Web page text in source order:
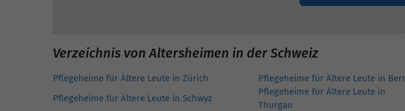
Verzeichnis von Altersheimen in der Schweiz
Pflegeheime für Ältere Leute in Zürich Pflegeheime für Ältere Leute in
Pflegeheime für Ältere Leute in Schwyz
Pflegeheime für Ältere Leute in
Thurgau